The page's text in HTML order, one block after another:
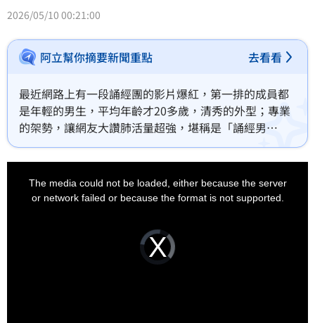
2026/05/10 00:21:00
阿立幫你摘要新聞重點 去看看
最近網路上有一段誦經團的影片爆紅，第一排的成員都
是年輕的男生，平均年齡才20多歲，清秀的外型；專業
的架勢，讓網友大讚肺活量超強，堪稱是「誦經男
團」，我們獨家訪問到其中一位成員鄒舒丞，他謙虛的
說比他們優秀的還很多，也分享自己從小就熱愛傳統文
化，希望能把這些民俗信仰傳承下去。
Video
Player
loading.
The media could not be loaded, either because the server
or network failed or because the format is not supported.